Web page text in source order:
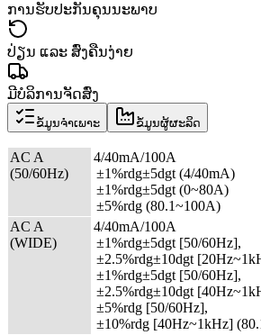
ການຮັບປະກັນຄຸນນະພາບ
ປ່ຽນ ແລະ ສົ່ງຄືນງ່າຍ
ມີບໍລິການຈັດສົ່ງ
ຂໍ້ມູນຈຳເພາະ ຂໍ້ມູນຜູ້ຜະລິດ
AC A
(50/60Hz)
4/40mA/100A
±1%rdg±5dgt (4/40mA)
±1%rdg±5dgt (0~80A)
±5%rdg (80.1~100A)
AC A
(WIDE)
4/40mA/100A
±1%rdg±5dgt [50/60Hz],
±2.5%rdg±10dgt
±1%rdg±5dgt [50/60Hz],
±2.5%rdg±10dgt
±5%rdg [50/60Hz],
±10%rdg [40Hz~1kHz]